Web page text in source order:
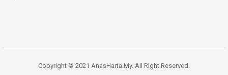
Copyright © 2021 AnasHarta.My. All Right Reserved.